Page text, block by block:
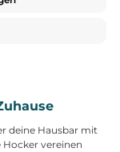
deine Hausbar mit
Hocker vereinen